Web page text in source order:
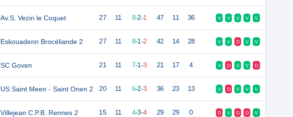
Av.S. Vezin le Coquet
Eskouadenn Brocéliande 2
SC Goven
US Saint Meen - Saint Onen 2
Villejean C.P.B. Rennes 2
27 11 8-2-1 47 11 36 V V V V V
27 11 8-1-2 42 14 28 V V D V V
21 11 7-1-3 21 17 4 V D V V D
20 11 6-2-3 36 23 13 V D V V V
15 11 4-3-4 29 29 0 D V D D V